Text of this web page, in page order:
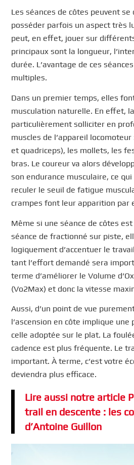
Les séances de côtes peuvent se
posséder parfois un aspect très
peut, en effet, jouer sur
principaux sont la longueur,
durée. L’avantage de ces
multiples.
Dans un premier temps, elles
musculation naturelle. En effet,
particulièrement solliciter en
muscles de l’appareil
et quadriceps), les mollets, les
bras. Le coureur va alors
son endurance musculaire, ce
reculer le seuil de fatigue
crampes font leur apparition par
Même si une séance de côtes
séance de fractionné sur piste,
logiquement d’accentuer le
tant l’effort demandé sera
terme d’améliorer le Volume
(Vo2Max) et donc la vitesse
Aussi, d’un point de vue
l’ascension en côte implique
celle adoptée sur le plat. La
cadence est plus fréquente. Le
important. À terme, c’est votre
deviendra plus efficace.
Lire aussi notre article
trail en descente : les
d’Antoine Guillon